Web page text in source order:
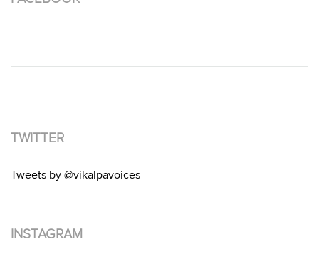
TWITTER
Tweets by @vikalpavoices
INSTAGRAM